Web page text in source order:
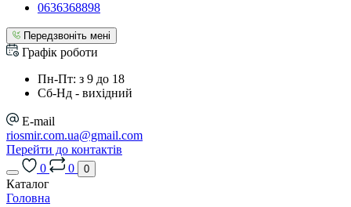
0636368898
Передзвоніть мені
Графік роботи
Пн-Пт: з 9 до 18
Сб-Нд - вихідний
E-mail
riosmir.com.ua@gmail.com
Перейти до контактів
0
0 0
Каталог
Головна